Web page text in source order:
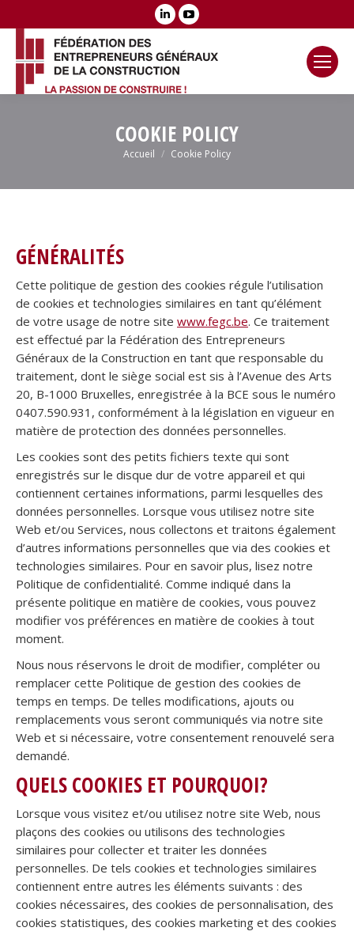
LinkedIn
opens
in
new
YouTube
opens
new
COOKIE POLICY
Vous êtes ici :
Accueil Cookie Policy
GÉNÉRALITÉS
Cette politique de gestion des cookies régule l’utilisation
de cookies et technologies similaires en tant qu’élément
de votre usage de notre site www.fegc.be. Ce traitement
est effectué par la Fédération des Entrepreneurs
Généraux de la Construction en tant que responsable du
traitement, dont le siège social est sis à l’Avenue des Arts
20, B-1000 Bruxelles, enregistrée à la BCE sous le numéro
0407.590.931, conformément à la législation en vigueur en
matière de protection des données personnelles.
Les cookies sont des petits fichiers texte qui sont
enregistrés sur le disque dur de votre appareil et qui
contiennent certaines informations, parmi lesquelles des
données personnelles. Lorsque vous utilisez notre site
Web et/ou Services, nous collectons et traitons également
d’autres informations personnelles que via des cookies et
technologies similaires. Pour en savoir plus, lisez notre
Politique de confidentialité. Comme indiqué dans la
présente politique en matière de cookies, vous pouvez
modifier vos préférences en matière de cookies à tout
moment.
Nous nous réservons le droit de modifier, compléter ou
remplacer cette Politique de gestion des cookies de
temps en temps. De telles modifications, ajouts ou
remplacements vous seront communiqués via notre site
Web et si nécessaire, votre consentement renouvelé sera
demandé.
QUELS COOKIES ET POURQUOI?
Lorsque vous visitez et/ou utilisez notre site Web, nous
plaçons des cookies ou utilisons des technologies
similaires pour collecter et traiter les données
personnelles. De tels cookies et technologies similaires
contiennent entre autres les éléments suivants : des
cookies nécessaires, des cookies de personnalisation, des
cookies statistiques, des cookies marketing et des cookies